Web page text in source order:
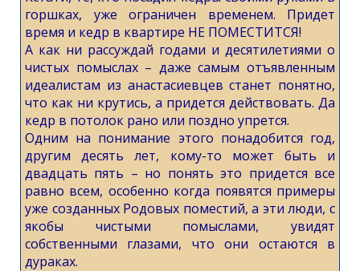
горшках, уже ограничен временем. Придет
время и кедр в квартире НЕ ПОМЕСТИТСЯ!
А как ни рассуждай годами и десятилетиями о
чистых помыслах – даже самым отъявленным
идеалистам из анастасиевцев станет понятно,
что как ни крутись, а придется действовать. Да
кедр в потолок рано или поздно упрется.
Одним на понимание этого понадобится год,
другим десять лет, кому-то может быть и
двадцать пять – но понять это придется все
равно всем, особенно когда появятся примеры
уже созданных Родовых поместий, а эти люди, с
якобы чистыми помыслами, увидят
собственными глазами, что они остаются в
дураках.